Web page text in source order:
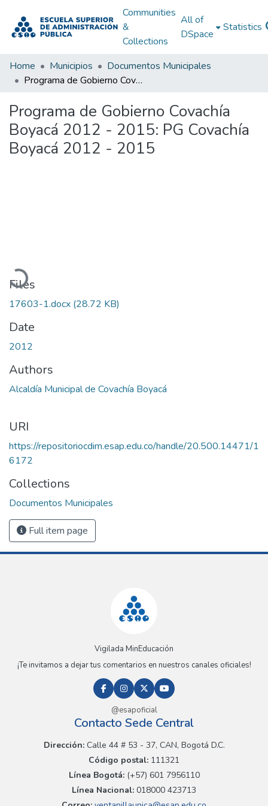
Communities
&
Collections
All of
DSpace
Statistics
Home Municipios
Documentos Municipales
Programa de Gobierno Covachía Boyacá 2012 - 2015: PG Covachía Boyacá 2012 - 2015
Programa de Gobierno Covachía
Boyacá 2012 - 2015: PG Covachía
Boyacá 2012 - 2015
Loading...
Files
17603-1.docx (28.72 KB)
Date
2012
Authors
Alcaldía Municipal de Covachía Boyacá
URI
https://repositoriocdim.esap.edu.co/handle/20.500.14471/1
6172
Collections
Documentos Municipales
Full item page
Vigilada MinEducación
¡Te invitamos a dejar tus comentarios en nuestros canales oficiales!
@esapoficial
Contacto Sede Central
Dirección:Calle 44 # 53 - 37, CAN, Bogotá D.C.
Código postal: 111321
Línea Bogotá:(+57) 601 7956110
Línea Nacional: 018000 423713